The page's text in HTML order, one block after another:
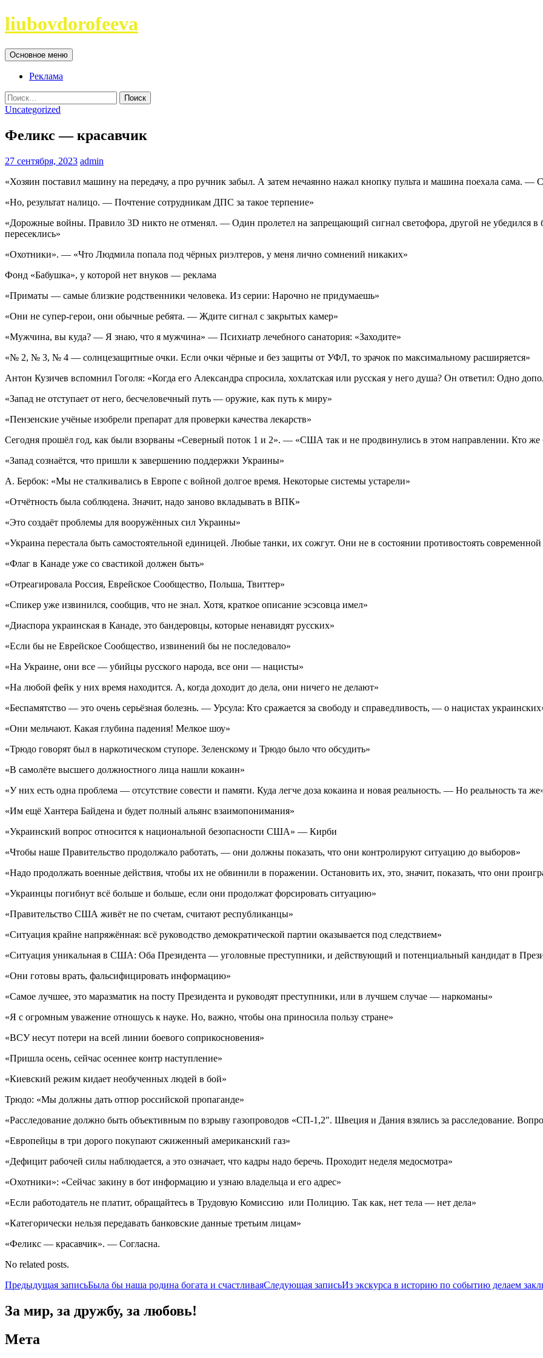
Перейти
к
liubovdorofeeva
Поиск
Основное меню
Реклама
Найти:
Uncategorized
Феликс — красавчик
27 сентября, 2023 admin
«Хозяин поставил машину на передачу, а про ручник забыл. А затем нечаянно нажал кнопку пульта и машина поехала сама. —
«Но, результат налицо. — Почтение сотрудникам ДПС за такое терпение»
«Дорожные войны. Правило 3D никто не отменял. — Один пролетел на запрещающий сигнал светофора, другой не убедился
пересеклись»
«Охотники». — «Что Людмила попала под чёрных риэлтеров, у меня лично сомнений никаких»
Фонд «Бабушка», у которой нет внуков — реклама
«Приматы — самые близкие родственники человека. Из серии: Нарочно не придумаешь»
«Они не супер-герои, они обычные ребята. — Ждите сигнал с закрытых камер»
«Мужчина, вы куда? — Я знаю, что я мужчина» — Психиатр лечебного санатория: «Заходите»
«№ 2, № 3, № 4 — солнцезащитные очки. Если очки чёрные и без защиты от УФЛ, то зрачок по максимальному расширяется»
Антон Кузичев вспомнил Гоголя: «Когда его Александра спросила, хохлатская или русская у него душа? Он ответил: Одно
«Запад не отступает от него, бесчеловечный путь — оружие, как путь к миру»
«Пензенские учёные изобрели препарат для проверки качества лекарств»
Сегодня прошёл год, как были взорваны «Северный поток 1 и 2». — «США так и не продвинулись в этом направлении. Кто же
«Запад сознаётся, что пришли к завершению поддержки Украины»
А. Бербок: «Мы не сталкивались в Европе с войной долгое время. Некоторые системы устарели»
«Отчётность была соблюдена. Значит, надо заново вкладывать в ВПК»
«Это создаёт проблемы для вооружённых сил Украины»
«Украина перестала быть самостоятельной единицей. Любые танки, их сожгут. Они не в состоянии противостоять современной
«Флаг в Канаде уже со свастикой должен быть»
«Отреагировала Россия, Еврейское Сообщество, Польша, Твиттер»
«Спикер уже извинился, сообщив, что не знал. Хотя, краткое описание эсэсовца имел»
«Диаспора украинская в Канаде, это бандеровцы, которые ненавидят русских»
«Если бы не Еврейское Сообщество, извинений бы не последовало»
«На Украине, они все — убийцы русского народа, все они — нацисты»
«На любой фейк у них время находится. А, когда доходит до дела, они ничего не делают»
«Беспамятство — это очень серьёзная болезнь. — Урсула: Кто сражается за свободу и справедливость, — о нацистах
«Они мельчают. Какая глубина падения! Мелкое шоу»
«Трюдо говорят был в наркотическом ступоре. Зеленскому и Трюдо было что обсудить»
«В самолёте высшего должностного лица нашли кокаин»
«У них есть одна проблема — отсутствие совести и памяти. Куда легче доза кокаина и новая реальность. — Но реальность та
«Им ещё Хантера Байдена и будет полный альянс взаимопонимания»
«Украинский вопрос относится к национальной безопасности США» — Кирби
«Чтобы наше Правительство продолжало работать, — они должны показать, что они контролируют ситуацию до выборов»
«Надо продолжать военные действия, чтобы их не обвинили в поражении. Остановить их, это, значит, показать, что они
«Украинцы погибнут всё больше и больше, если они продолжат форсировать ситуацию»
«Правительство США живёт не по счетам, считают республиканцы»
«Ситуация крайне напряжённая: всё руководство демократической партии оказывается под следствием»
«Ситуация уникальная в США: Оба Президента — уголовные преступники, и действующий и потенциальный кандидат в
«Они готовы врать, фальсифицировать информацию»
«Самое лучшее, это маразматик на посту Президента и руководят преступники, или в лучшем случае — наркоманы»
«Я с огромным уважение отношусь к науке. Но, важно, чтобы она приносила пользу стране»
«ВСУ несут потери на всей линии боевого соприкосновения»
«Пришла осень, сейчас осеннее контр наступление»
«Киевский режим кидает необученных людей в бой»
Трюдо: «Мы должны дать отпор российской пропаганде»
«Расследование должно быть объективным по взрыву газопроводов «СП-1,2″. Швеция и Дания взялись за расследование.
«Европейцы в три дорого покупают сжиженный американский газ»
«Дефицит рабочей силы наблюдается, а это означает, что кадры надо беречь. Проходит неделя медосмотра»
«Охотники»: «Сейчас закину в бот информацию и узнаю владельца и его адрес»
«Если работодатель не платит, обращайтесь в Трудовую Комиссию или Полицию. Так как, нет тела — нет дела»
«Категорически нельзя передавать банковские данные третьим лицам»
«Феликс — красавчик». — Согласна.
No related posts.
Навигация
по
записям
Предыдущая записьБыла бы наша родина богата и счастливаяСледующая записьИз экскурса в историю по событию делаем
За мир, за дружбу, за любовь!
Мета